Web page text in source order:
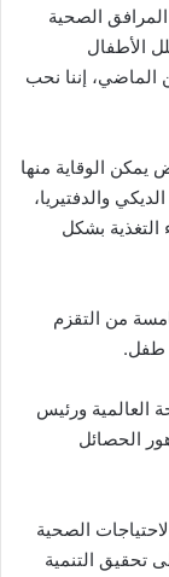
الصحية
الأطفال
الماضي، إننا نحب
الوقاية منها
والدفتيريا،
بشكل
من التقزم
العالمية ورئيس
وتدهور الحصائل
الصحية
تحقيق التنمية